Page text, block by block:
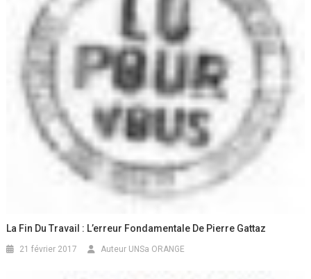
La Fin Du Travail : L’erreur Fondamentale De Pierre Gattaz
21 février 2017 Auteur UNSa ORANGE